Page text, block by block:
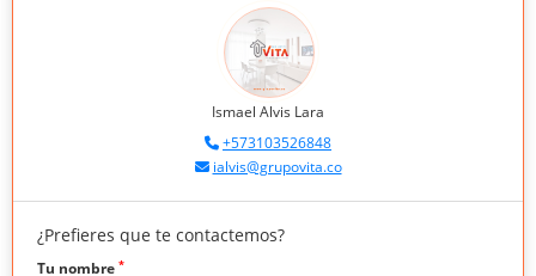
Ismael Alvis Lara
+573103526848
ialvis@grupovita.co
¿Prefieres que te contactemos?
Tu nombre *